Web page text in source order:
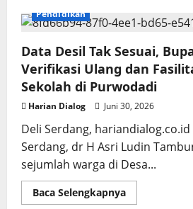
Ponpes
Terpadu
Iman:
84
Persen
Tingkat
Kelulusan
Pendidikan
Data Desil Tak Sesuai,
Verifikasi Ulang dan
Sekolah di Purwodadi
Harian Dialog Juni 30, 2026
Deli Serdang, hariandialog.co.id
Serdang, dr H Asri Ludin
sejumlah warga di Desa...
Baca SelengkapnyaRead
more